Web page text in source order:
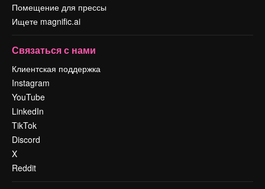
Помещение для прессы
Ищете magnific.ai
Связаться с нами
Клиентская поддержка
Instagram
YouTube
LinkedIn
TikTok
Discord
X
Reddit